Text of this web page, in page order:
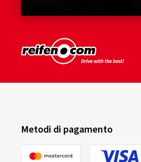
Metodi di pagamento